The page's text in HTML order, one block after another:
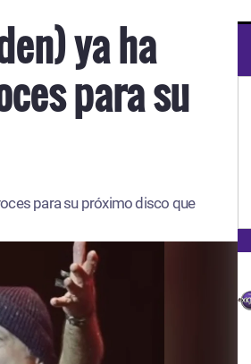
ya ha
para su
para su próximo disco que